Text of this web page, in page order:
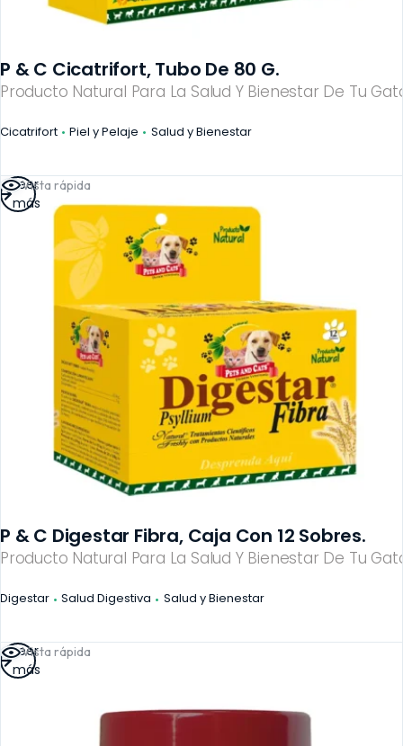
Producto Natural Para La Salud Y Bienestar De Tu
P & C Cicatrifort, Tubo De 80 G.
Cicatrifort Piel y Pelaje Salud y Bienestar
Vista rápida
Producto Natural Para La Salud Y Bienestar De Tu
P & C Digestar Fibra, Caja Con 12 Sobres.
Digestar Salud Digestiva Salud y Bienestar
Leer
más
Vista rápida
Leer
más